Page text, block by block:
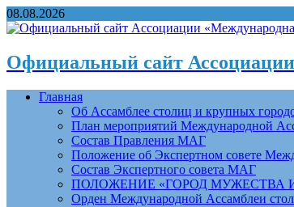
08.08.2026
Официальный сайт
Главная
Об Ассамблее столиц и крупных
План мероприятий Международной
Состав Правления МАГ
Положение об Экспертном совете
Состав Экспертного совета МАГ
ПОЛОЖЕНИЕ «ГОРОД МУЖЕСТВА И
Орден Международной Ассамблеи